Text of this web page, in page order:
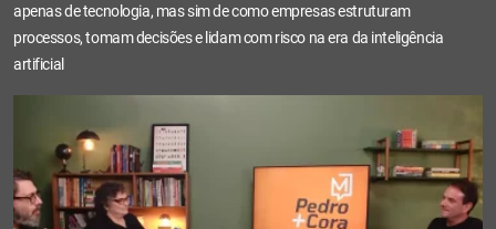
apenas de tecnologia, mas sim de como empresas estruturam
processos, tomam decisões e lidam com risco na era da inteligência
artificial